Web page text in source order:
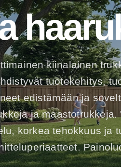
kiinalainen
tuotekehitys,
edistämään ja
ja maastotrukkeja.
korkea tehokkuus ja